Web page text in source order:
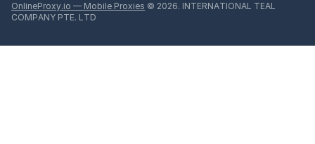
OnlineProxy.io — Mobile Proxies © 2026. INTERNATIONAL TEAL
COMPANY PTE. LTD